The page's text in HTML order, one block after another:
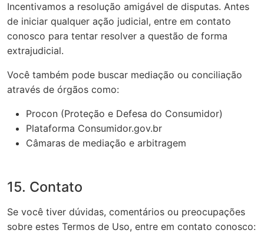
Incentivamos a resolução amigável de disputas. Antes
de iniciar qualquer ação judicial, entre em contato
conosco para tentar resolver a questão de forma
extrajudicial.
Você também pode buscar mediação ou conciliação
através de órgãos como:
Procon (Proteção e Defesa do Consumidor)
Plataforma Consumidor.gov.br
Câmaras de mediação e arbitragem
15. Contato
Se você tiver dúvidas, comentários ou preocupações
sobre estes Termos de Uso, entre em contato conosco: